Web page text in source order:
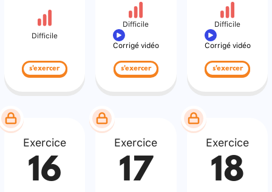
Difficile
s'exercer
Difficile
Corrigé vidéo
s'exercer
Difficile
Corrigé vidéo
s'exercer
Exercice
16
Exercice
17
Exercice
18